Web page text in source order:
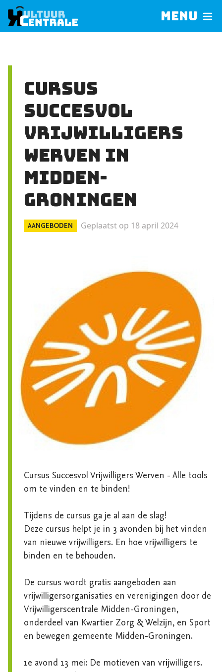
Menu
Cursus
Succesvol
Vrijwilligers
Werven in
Midden-
Groningen
AANGEBODEN Geplaatst op 18 april 2024
Cursus Succesvol Vrijwilligers Werven - Alle tools
om te vinden en te binden!
Tijdens de cursus ga je al aan de slag!
Deze cursus helpt je in 3 avonden bij het vinden
van nieuwe vrijwilligers. En hoe vrijwilligers te
binden en te behouden.
De cursus wordt gratis aangeboden aan
vrijwilligersorganisaties en verenigingen door de
Vrijwilligerscentrale Midden-Groningen,
onderdeel van Kwartier Zorg & Welzijn, en Sport
en bewegen gemeente Midden-Groningen.
1e avond 13 mei: De motieven van vrijwilligers.